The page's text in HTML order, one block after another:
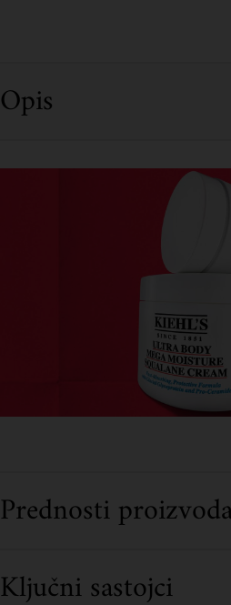
Opis
Prednosti
Ključni sastojci